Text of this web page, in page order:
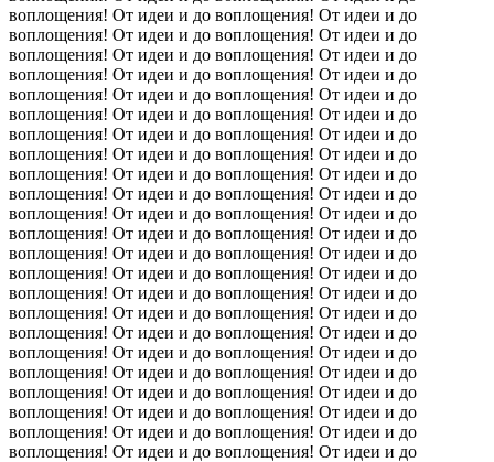
воплощения! От идеи и до воплощения! От идеи и до
воплощения! От идеи и до воплощения! От идеи и до
воплощения! От идеи и до воплощения! От идеи и до
воплощения! От идеи и до воплощения! От идеи и до
воплощения! От идеи и до воплощения! От идеи и до
воплощения! От идеи и до воплощения! От идеи и до
воплощения! От идеи и до воплощения! От идеи и до
воплощения! От идеи и до воплощения! От идеи и до
воплощения! От идеи и до воплощения! От идеи и до
воплощения! От идеи и до воплощения! От идеи и до
воплощения! От идеи и до воплощения! От идеи и до
воплощения! От идеи и до воплощения! От идеи и до
воплощения! От идеи и до воплощения! От идеи и до
воплощения! От идеи и до воплощения! От идеи и до
воплощения! От идеи и до воплощения! От идеи и до
воплощения! От идеи и до воплощения! От идеи и до
воплощения! От идеи и до воплощения! От идеи и до
воплощения! От идеи и до воплощения! От идеи и до
воплощения! От идеи и до воплощения! От идеи и до
воплощения! От идеи и до воплощения! От идеи и до
воплощения! От идеи и до воплощения! От идеи и до
воплощения! От идеи и до воплощения! От идеи и до
воплощения! От идеи и до воплощения! От идеи и до